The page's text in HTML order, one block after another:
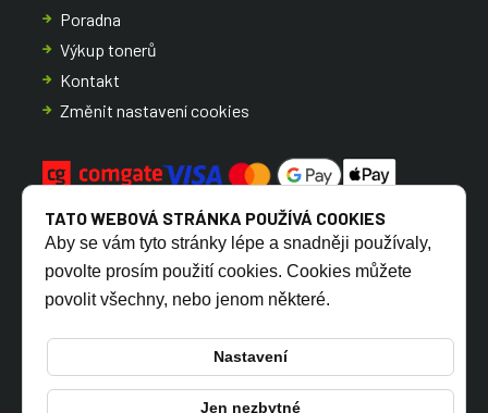
Poradna
Výkup tonerů
Kontakt
Změnit nastavení cookies
CZ SK
TATO WEBOVÁ STRÁNKA POUŽÍVÁ COOKIES
Aby se vám tyto stránky lépe a snadněji používaly,
povolte prosím použití cookies. Cookies můžete
povolit všechny, nebo jenom některé.
Nastavení
Jen nezbytné